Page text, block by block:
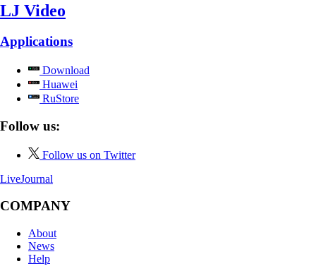
LJ Video
Applications
Download
Huawei
RuStore
Follow us:
Follow us on Twitter
LiveJournal
COMPANY
About
News
Help